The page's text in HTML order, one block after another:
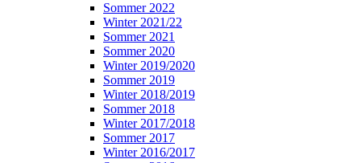
Sommer 2022
Winter 2021/22
Sommer 2021
Sommer 2020
Winter 2019/2020
Sommer 2019
Winter 2018/2019
Sommer 2018
Winter 2017/2018
Sommer 2017
Winter 2016/2017